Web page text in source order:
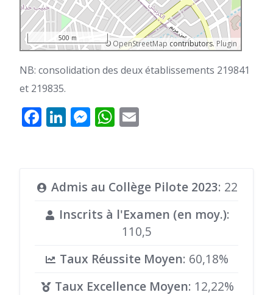
© OpenStreetMap contributors. Plugin
500 m
NB: consolidation des deux établissements 219841
et 219835.
Facebook
LinkedIn
Messenger
WhatsApp
Admis au Collège Pilote 2023: 22
Inscrits à l'Examen (en moy.):
110,5
Taux Réussite Moyen: 60,18%
Taux Excellence Moyen: 12,22%